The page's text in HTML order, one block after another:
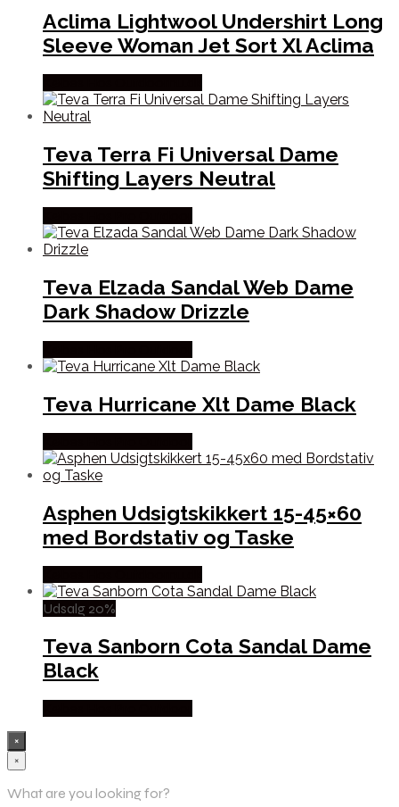
Aclima Lightwool Undershirt Long
Sleeve Woman Jet Sort Xl Aclima
Teva Terra Fi Universal Dame
Shifting Layers Neutral
Teva Elzada Sandal Web Dame
Dark Shadow Drizzle
Teva Hurricane Xlt Dame Black
Asphen Udsigtskikkert 15-45×60
med Bordstativ og Taske
Udsalg 20%
Teva Sanborn Cota Sandal Dame
Black
×
×
What are you looking for?